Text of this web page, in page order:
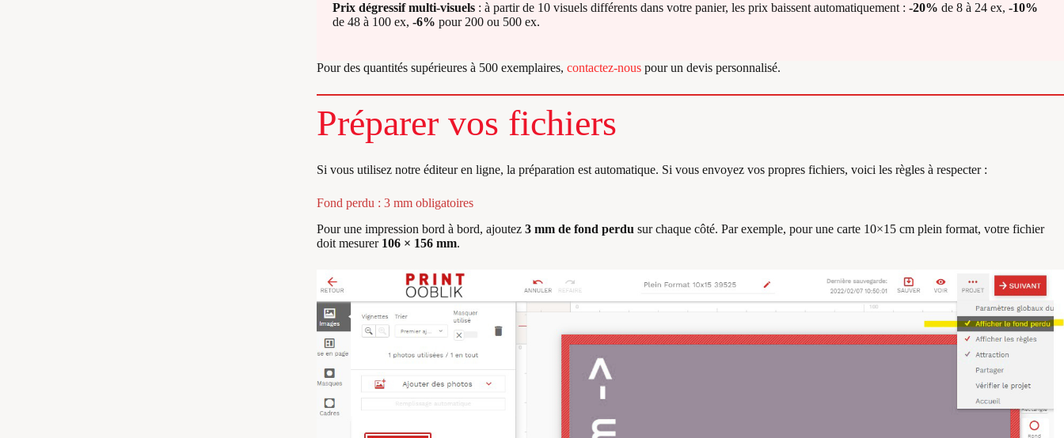
Prix dégressif multi-visuels : à partir de 10 visuels différents dans votre panier, les prix baissent automatiquement : -20% de 8 à 24 ex, -10%
de 48 à 100 ex, -6% pour 200 ou 500 ex.
Pour des quantités supérieures à 500 exemplaires, contactez-nous pour un devis personnalisé.
Préparer vos fichiers
Si vous utilisez notre éditeur en ligne, la préparation est automatique. Si vous envoyez vos propres fichiers, voici les règles à respecter :
Fond perdu : 3 mm obligatoires
Pour une impression bord à bord, ajoutez 3 mm de fond perdu sur chaque côté. Par exemple, pour une carte 10×15 cm plein format, votre fichier
doit mesurer 106 × 156 mm.